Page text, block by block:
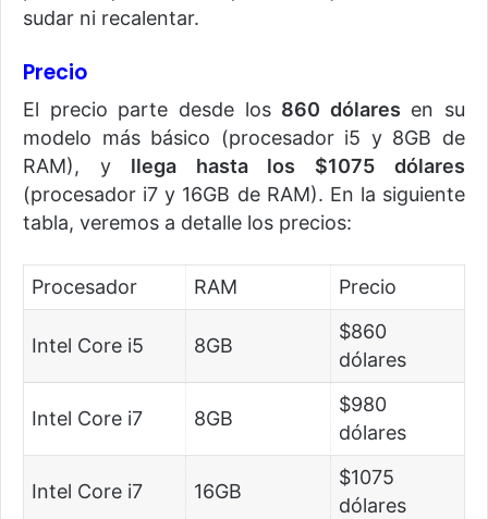
sudar ni recalentar.
Precio
El precio parte desde los 860 dólares en su
modelo más básico (procesador i5 y 8GB de
RAM), y llega hasta los $1075
dólares
(procesador i7 y 16GB de RAM). En la siguiente
tabla, veremos a detalle los precios:
Procesador RAM Precio
Intel Core i5 8GB
$860
dólares
Intel Core i7 8GB
$980
dólares
Intel Core i7 16GB
$1075
dólares